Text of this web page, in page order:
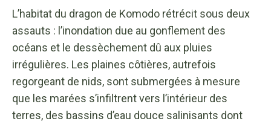
L’habitat du dragon de Komodo rétrécit sous deux
assauts : l’inondation due au gonflement des
océans et le dessèchement dû aux pluies
irrégulières. Les plaines côtières, autrefois
regorgeant de nids, sont submergées à mesure
que les marées s’infiltrent vers l’intérieur des
terres, des bassins d’eau douce salinisants dont